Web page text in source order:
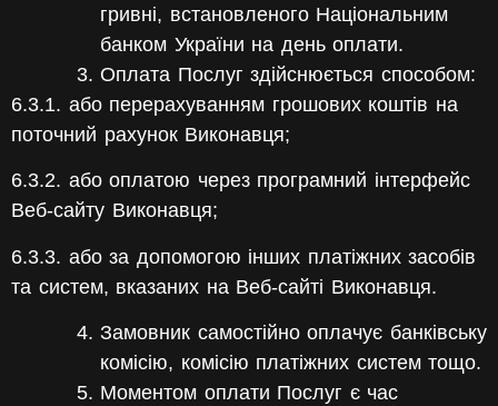
гривні, встановленого Національним
банком України на день оплати.
Оплата Послуг здійснюється способом:
6.3.1. або перерахуванням грошових коштів на
поточний рахунок Виконавця;
6.3.2. або оплатою через програмний інтерфейс
Веб-сайту Виконавця;
6.3.3. або за допомогою інших платіжних засобів
та систем, вказаних на Веб-сайті Виконавця.
Замовник самостійно оплачує банківську
комісію, комісію платіжних систем тощо.
Моментом оплати Послуг є час